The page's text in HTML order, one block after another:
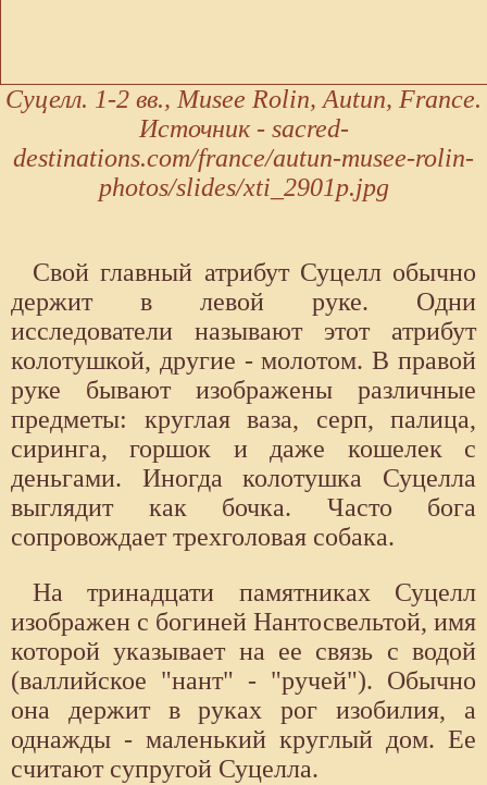
Суцелл. 1-2 вв., Musee Rolin, Autun, France.
Источник - sacred-
destinations.com/france/autun-musee-rolin-
photos/slides/xti_2901p.jpg
Свой главный атрибут Суцелл обычно
держит в левой руке. Одни
исследователи называют этот атрибут
колотушкой, другие - молотом. В правой
руке бывают изображены различные
предметы: круглая ваза, серп, палица,
сиринга, горшок и даже кошелек с
деньгами. Иногда колотушка Суцелла
выглядит как бочка. Часто бога
сопровождает трехголовая собака.
На тринадцати памятниках Суцелл
изображен с богиней Нантосвельтой, имя
которой указывает на ее связь с водой
(валлийское "нант" - "ручей"). Обычно
она держит в руках рог изобилия, а
однажды - маленький круглый дом. Ее
считают супругой Суцелла.